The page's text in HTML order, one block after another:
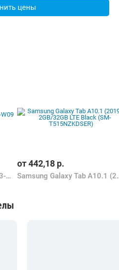
цены
Huawei MatePad 10.4 BAH3-W09 4GB/64GB Gray
от442,18 р.
Samsung Galaxy